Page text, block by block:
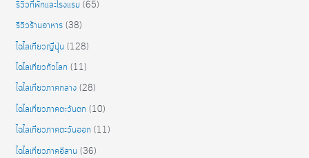
รีวิวที่พักและโรงแรม (65)
รีวิวร้านอาหาร (38)
ไฉไลเที่ยวญี่ปุุ่น (128)
ไฉไลเที่ยวทั่วโลก (11)
ไฉไลเที่ยวภาคกลาง (28)
ไฉไลเที่ยวภาคตะวันตก (10)
ไฉไลเที่ยวภาคตะวันออก (11)
ไฉไลเที่ยวภาคอีสาน (36)